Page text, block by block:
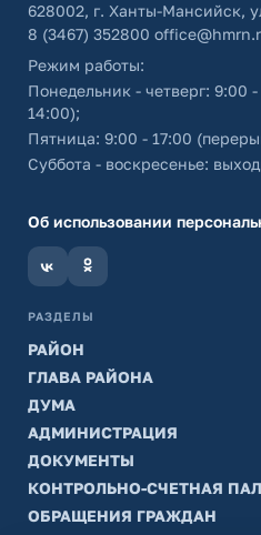
628002, г. Ханты-Мансийск,
8 (3467) 352800
Режим работы:
Понедельник - четверг: 9:00
14:00);
Пятница: 9:00 - 17:00
Суббота - воскресенье:
Об использовании
РАЗДЕЛЫ
РАЙОН
ГЛАВА РАЙОНА
ДУМА
АДМИНИСТРАЦИЯ
ДОКУМЕНТЫ
КОНТРОЛЬНО-СЧЕТНАЯ
ОБРАЩЕНИЯ ГРАЖДАН